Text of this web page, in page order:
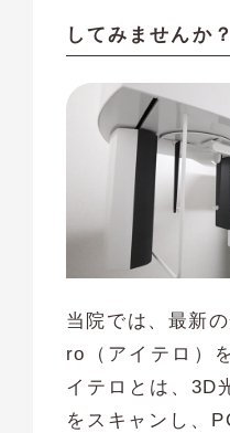
してみませんか
当院では、最新
ro（アイテロ）
イテロとは、3D
をスキャンし、